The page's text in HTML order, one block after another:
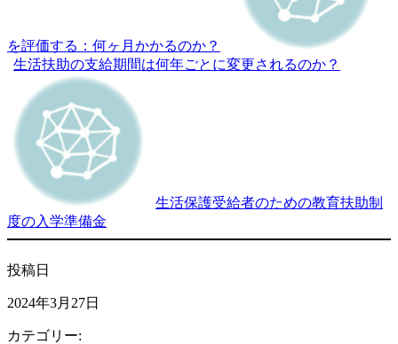
を評価する：何ヶ月かかるのか？
生活扶助の支給期間は何年ごとに変更されるのか？
生活保護受給者のための教育扶助制
度の入学準備金
投稿日
2024年3月27日
カテゴリー: